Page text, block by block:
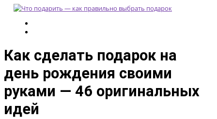
Как сделать подарок на
день рождения своими
руками — 46 оригинальных
идей